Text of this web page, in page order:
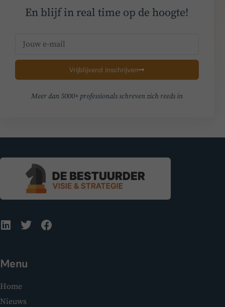
En blijf in real time op de hoogte!
Vrijblijvend inschrijven
Meer dan 5000+ professionals schreven zich reeds in
Menu
Home
Nieuws